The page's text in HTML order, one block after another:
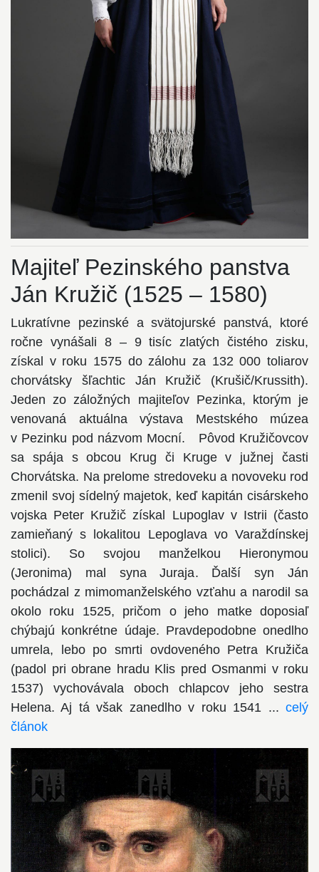
Majiteľ Pezinského panstva
Ján Kružič (1525 – 1580)
Lukratívne pezinské a svätojurské panstvá, ktoré
ročne vynášali 8 – 9 tisíc zlatých čistého zisku,
získal v roku 1575 do zálohu za 132 000 toliarov
chorvátsky šľachtic Ján Kružič (Krušič/Krussith).
Jeden zo záložných majiteľov Pezinka, ktorým je
venovaná aktuálna výstava Mestského múzea
v Pezinku pod názvom Mocní. Pôvod Kružičovcov
sa spája s obcou Krug či Kruge v južnej časti
Chorvátska. Na prelome stredoveku a novoveku rod
zmenil svoj sídelný majetok, keď kapitán cisárskeho
vojska Peter Kružič získal Lupoglav v Istrii (často
zamieňaný s lokalitou Lepoglava vo Varaždínskej
stolici). So svojou manželkou Hieronymou
(Jeronima) mal syna Juraja. Ďalší syn Ján
pochádzal z mimomanželského vzťahu a narodil sa
okolo roku 1525, pričom o jeho matke doposiaľ
chýbajú konkrétne údaje. Pravdepodobne onedlho
umrela, lebo po smrti ovdoveného Petra Kružiča
(padol pri obrane hradu Klis pred Osmanmi v roku
1537) vychovávala oboch chlapcov jeho sestra
Helena. Aj tá však zanedlho v roku 1541 ... celý
článok